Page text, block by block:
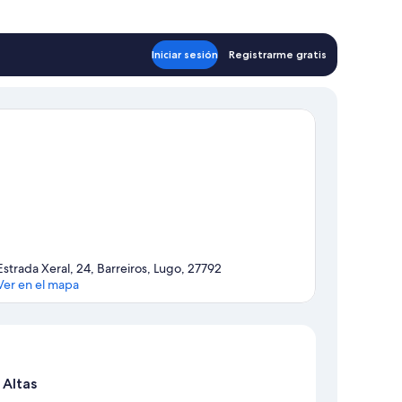
Iniciar sesión Registrarme gratis
Xeral, 24, Barreiros, Lugo, 27792
en el mapa
Altas